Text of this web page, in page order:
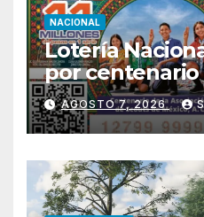
NACIONAL
Lotería
por centenario
Asociación de
México
AGOSTO 7, 2026